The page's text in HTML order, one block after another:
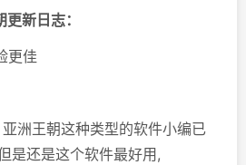
新日志：
更佳
洲王朝这种类型的软件小编已
是还是这个软件最好用,